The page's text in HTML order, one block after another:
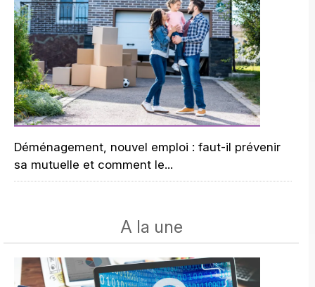
Déménagement, nouvel emploi : faut-il prévenir
sa mutuelle et comment le...
A la une